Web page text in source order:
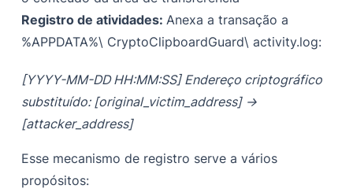
Registro de atividades: Anexa a transação a
%APPDATA%\ CryptoClipboardGuard\ activity.log:
[YYYY-MM-DD HH:MM:SS] Endereço criptográfico
substituído: [original_victim_address] ->
[attacker_address]
Esse mecanismo de registro serve a vários
propósitos: